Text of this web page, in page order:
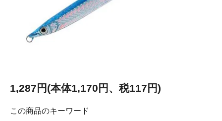
1,287円(本体1,170円、税117円)
この商品のキーワード